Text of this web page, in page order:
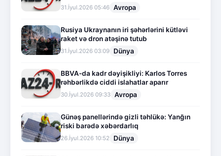
31.İyul.2026 05:46 Avropa
Rusiya Ukraynanın iri şəhərlərini kütləvi
raket və dron atəşinə tutub
31.İyul.2026 03:09 Dünya
BBVA-da kadr dəyişikliyi: Karlos Torres
rəhbərlikdə ciddi islahatlar aparır
30.İyul.2026 09:33 Avropa
Günəş panellərində gizli təhlükə: Yanğın
riski barədə xəbərdarlıq
26.İyul.2026 10:52 Dünya